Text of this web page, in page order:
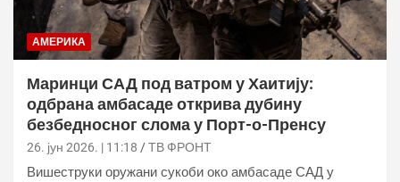
АМЕРИКА
Маринци САД под ватром у Хаитију:
одбрана амбасаде открива дубину
безбедносног слома у Порт-о-Пренсу
26. јун 2026. | 11:18 ТВ ФРОНТ
Вишеструки оружани сукоби око амбасаде САД у